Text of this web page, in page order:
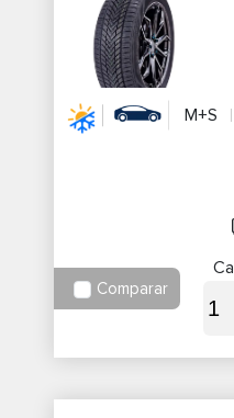
M+S
Comparar